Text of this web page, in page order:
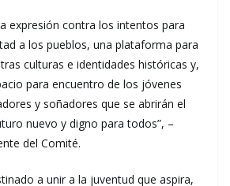
expresión contra los intentos para
a los pueblos, una plataforma para
culturas e identidades históricas y,
para encuentro de los jóvenes
y soñadores que se abrirán el
nuevo y digno para todos”, –
del Comité.
a unir a la juventud que aspira,